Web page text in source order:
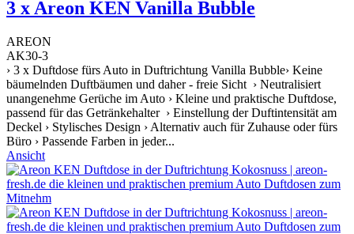
3 x Areon KEN Vanilla Bubble
AREON
AK30-3
› 3 x Duftdose fürs Auto in Duftrichtung Vanilla Bubble› Keine
bäumelnden Duftbäumen und daher - freie Sicht › Neutralisiert
unangenehme Gerüche im Auto › Kleine und praktische Duftdose,
passend für das Getränkehalter › Einstellung der Duftintensität am
Deckel › Stylisches Design › Alternativ auch für Zuhause oder fürs
Büro › Passende Farben in jeder...
Ansicht